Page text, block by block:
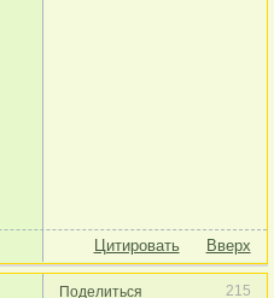
Цитировать Вверх
Поделиться
215